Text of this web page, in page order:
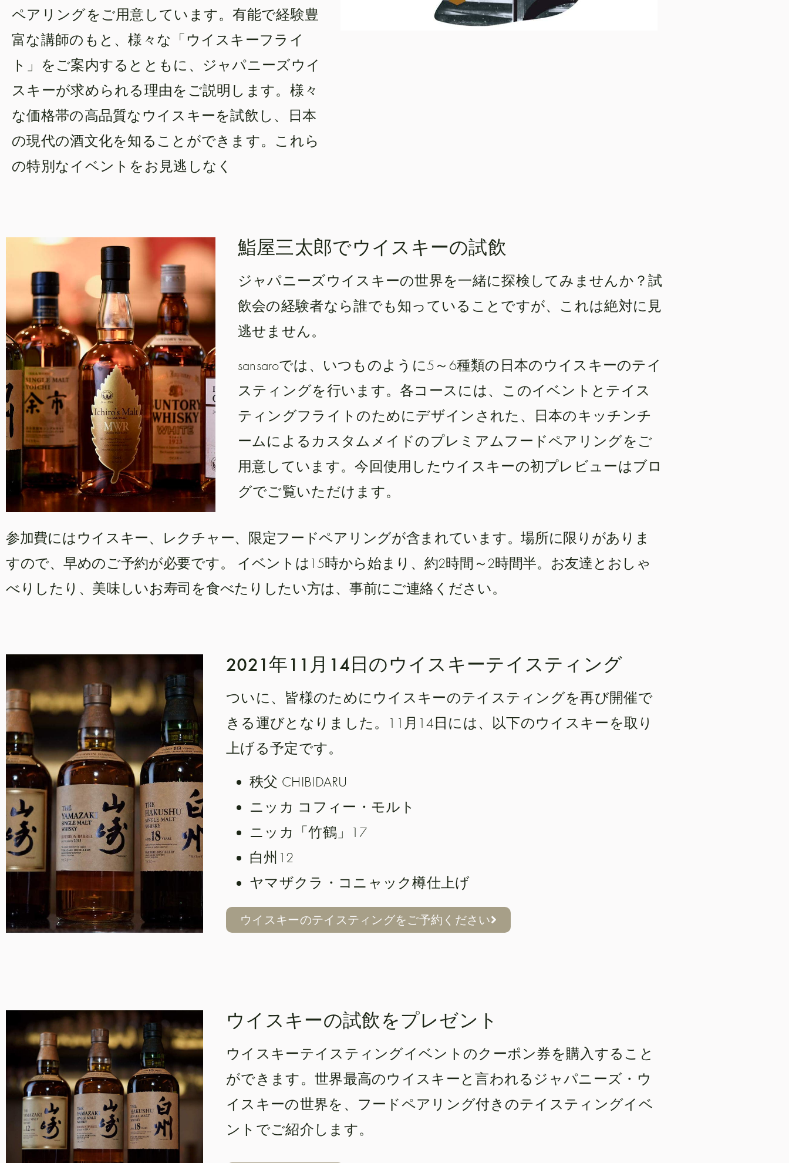
ペアリングをご用意しています。有能で経験豊
富な講師のもと、様々な「ウイスキーフライ
ト」をご案内するとともに、ジャパニーズウイ
スキーが求められる理由をご説明します。様々
な価格帯の高品質なウイスキーを試飲し、日本
の現代の酒文化を知ることができます。これら
の特別なイベントをお見逃しなく
鮨屋三太郎でウイスキーの試飲
ジャパニーズウイスキーの世界を一緒に探検してみませんか？試
飲会の経験者なら誰でも知っていることですが、これは絶対に見
逃せません。
sansaroでは、いつものように5～6種類の日本のウイスキーのテイ
スティングを行います。各コースには、このイベントとテイス
ティングフライトのためにデザインされた、日本のキッチンチ
ームによるカスタムメイドのプレミアムフードペアリングをご
用意しています。今回使用したウイスキーの初プレビューはブロ
グでご覧いただけます。
参加費にはウイスキー、レクチャー、限定フードペアリングが含まれています。場所に限りがありま
すので、早めのご予約が必要です。 イベントは15時から始まり、約2時間～2時間半。お友達とおしゃ
べりしたり、美味しいお寿司を食べたりしたい方は、事前にご連絡ください。
2021年11月14日のウイスキーテイスティング
ついに、皆様のためにウイスキーのテイスティングを再び開催で
きる運びとなりました。11月14日には、以下のウイスキーを取り
上げる予定です。
秩父 CHIBIDARU
ニッカ コフィー・モルト
ニッカ「竹鶴」17
白州12
ヤマザクラ・コニャック樽仕上げ
ウイスキーのテイスティングをご予約ください
ウイスキーの試飲をプレゼント
ウイスキーテイスティングイベントのクーポン券を購入すること
ができます。世界最高のウイスキーと言われるジャパニーズ・ウ
イスキーの世界を、フードペアリング付きのテイスティングイベ
ントでご紹介します。